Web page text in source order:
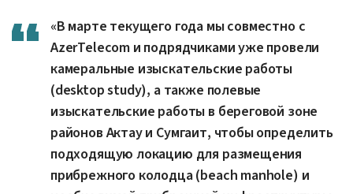
«В марте текущего года мы совместно с
AzerTelecom и подрядчиками уже провели
камеральные изыскательские работы
(desktop study), а также полевые
изыскательские работы в береговой зоне
районов Актау и Сумгаит, чтобы определить
подходящую локацию для размещения
прибрежного колодца (beach manhole) и